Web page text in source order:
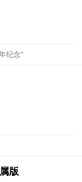
纪念”
版